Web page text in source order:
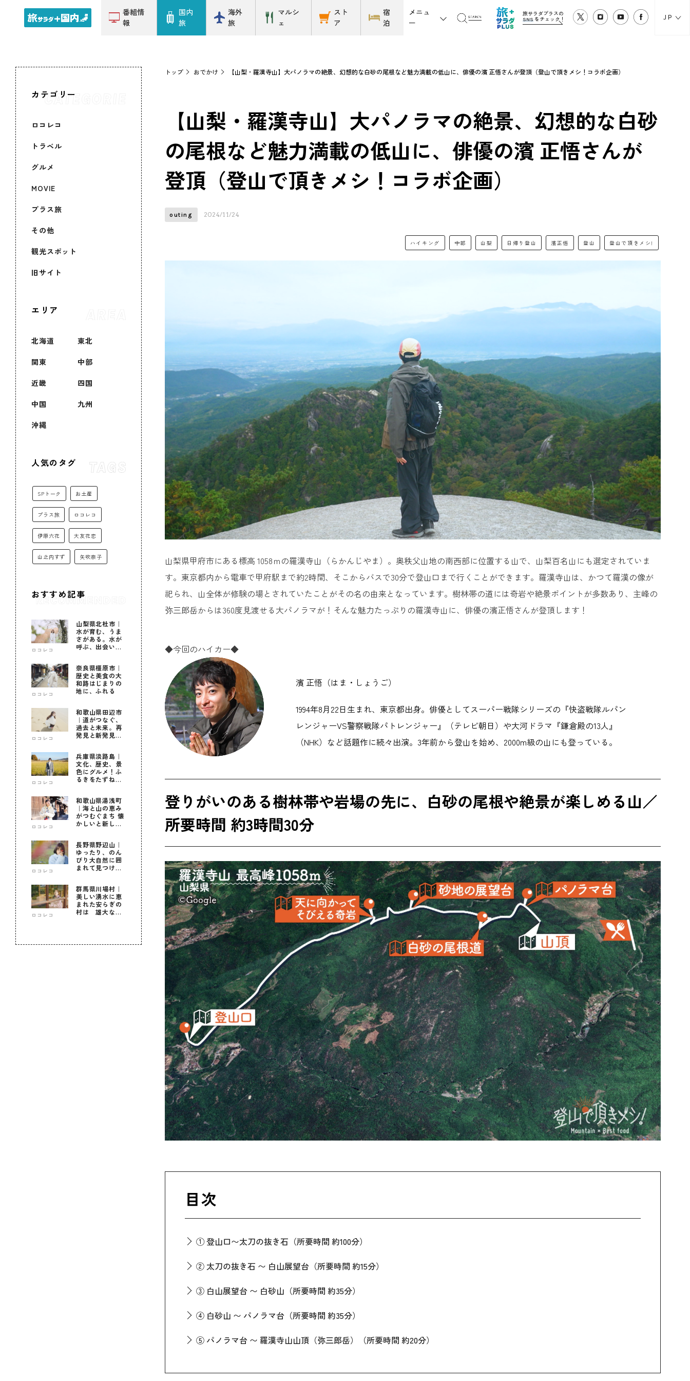
番組情
報
国内
旅
海外
旅
マルシ
ェ
スト
ア
宿
泊
メニュ
ー
旅サラダプラスの
SNS をチェック！ JP
カテゴリー
ロコレコ
トラベル
グルメ
MOVIE
プラス旅
その他
観光スポット
旧サイト
エリア
北海道 東北
関東 中部
近畿 四国
中国 九州
沖縄
人気のタグ
SPトーク お土産
プラス旅 ロコレコ
伊原六花 大友花恋
山之内すず 矢吹奈子
おすすめ記事
ロコレコ
山梨県北杜市｜
水が育む、うま
さがある。水が
呼ぶ、出会いが
ロコレコ
奈良県橿原市｜
歴史と美食の大
和路はじまりの
地に、ふれる
ロコレコ
和歌山県田辺市
｜道がつなぐ、
過去と未来。再
発見と新発見の
ロコレコ
兵庫県淡路島｜
文化、歴史、景
色にグルメ！ふ
るきをたずねて
ロコレコ
和歌山県湯浅町
｜海と山の恵み
がつむぐまち 懐
かしいと新しい
ロコレコ
長野県野辺山｜
ゆったり、のん
びり大自然に囲
まれて見つけ
ロコレコ
群馬県川場村｜
美しい湧水に恵
まれた安らぎの
村は 雄大な自
トップ おでかけ 【山梨・羅漢寺山】大パノラマの絶景、幻想的な白砂の尾根など魅力満載の低山に、俳優の濱 正悟さんが登頂（登山で頂きメシ！コラボ企画）
【山梨・羅漢寺山】大パノラマの絶景、幻想的な白砂
の尾根など魅力満載の低山に、俳優の濱 正悟さんが
登頂（登山で頂きメシ！コラボ企画）
outing 2024/11/24
ハイキング 中部 山梨 日帰り登山 濱正悟 登山 登山で頂きメシ!
山梨県甲府市にある標高 1058ｍの羅漢寺山（らかんじやま）。奥秩父山地の南西部に位置する山で、山梨百名山にも選定されていま
す。東京都内から電車で甲府駅まで約2時間、そこからバスで30分で登山口まで行くことができます。羅漢寺山は、かつて羅漢の像が
祀られ、山全体が修験の場とされていたことがその名の由来となっています。樹林帯の道には奇岩や絶景ポイントが多数あり、主峰の
弥三郎岳からは360度見渡せる大パノラマが！そんな魅力たっぷりの羅漢寺山に、俳優の濱正悟さんが登頂します！
◆今回のハイカー◆
濱 正悟（はま・しょうご）
1994年8月22日生まれ、東京都出身。俳優としてスーパー戦隊シリーズの『快盗戦隊ルパン
レンジャーVS警察戦隊パトレンジャー』（テレビ朝日）や大河ドラマ『鎌倉殿の13人』
（NHK）など話題作に続々出演。3年前から登山を始め、2000m級の山にも登っている。
登りがいのある樹林帯や岩場の先に、白砂の尾根や絶景が楽しめる山／
所要時間 約3時間30分
目次
① 登山口〜太刀の抜き石（所要時間 約100分）
② 太刀の抜き石 〜 白山展望台（所要時間 約15分）
③ 白山展望台 〜 白砂山（所要時間 約35分）
④ 白砂山 〜 パノラマ台（所要時間 約35分）
⑤ パノラマ台 〜 羅漢寺山山頂（弥三郎岳）（所要時間 約20分）